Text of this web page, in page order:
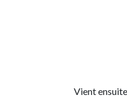
Vient